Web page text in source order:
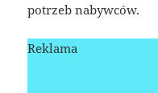
potrzeb nabywców.
Reklama